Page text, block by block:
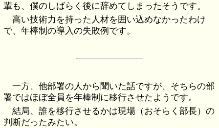
輩も、僕のしばらく後に辞めてしまったそうです。
高い技術力を持った人材を囲い込めなかったわけ
で、年棒制の導入の失敗例です。
一方、他部署の人から聞いた話ですが、そちらの部
署ではほぼ全員を年棒制に移行させたようです。
結局、誰を移行させるかは現場（おそらく部長）の
判断だったみたい。